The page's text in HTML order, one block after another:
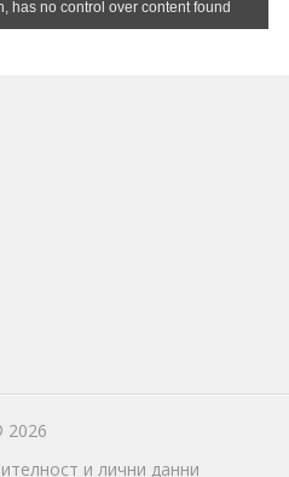
2026
и лични данни